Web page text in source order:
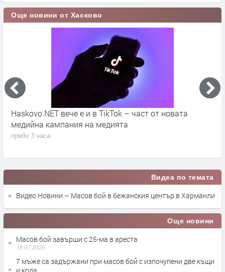
Още новини от Хасково
Haskovo.NET вече е и в TikTok – част от новата
медийна кампания на медията
преди 3 часа
Видеа по темата
Видео Новини – Масов бой в бежанския център в Харманли
Още новини
Масов бой завърши с 25-ма в ареста
18.07.2026
7 мъже са задържани при масов бой с изпочупени две къщи